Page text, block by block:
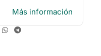
Más información